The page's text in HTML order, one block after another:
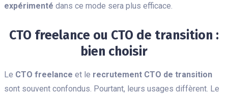
expérimenté dans ce mode sera plus efficace.
CTO freelance ou CTO de transition :
bien choisir
Le CTO freelance et le recrutement CTO de transition
sont souvent confondus. Pourtant, leurs usages diffèrent. Le